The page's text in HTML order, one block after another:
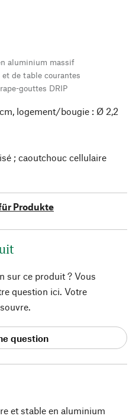
et stable en aluminium
aluminium massif
et de table courantes
gouttes DRIP
logement/bougie : Ø 2,2
; caoutchouc cellulaire
Produkte
sur ce produit ? Vous
question ici. Votre
question